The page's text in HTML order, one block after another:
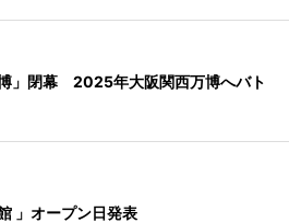
博」閉幕 2025年大阪関西万博へバト
」オープン日発表